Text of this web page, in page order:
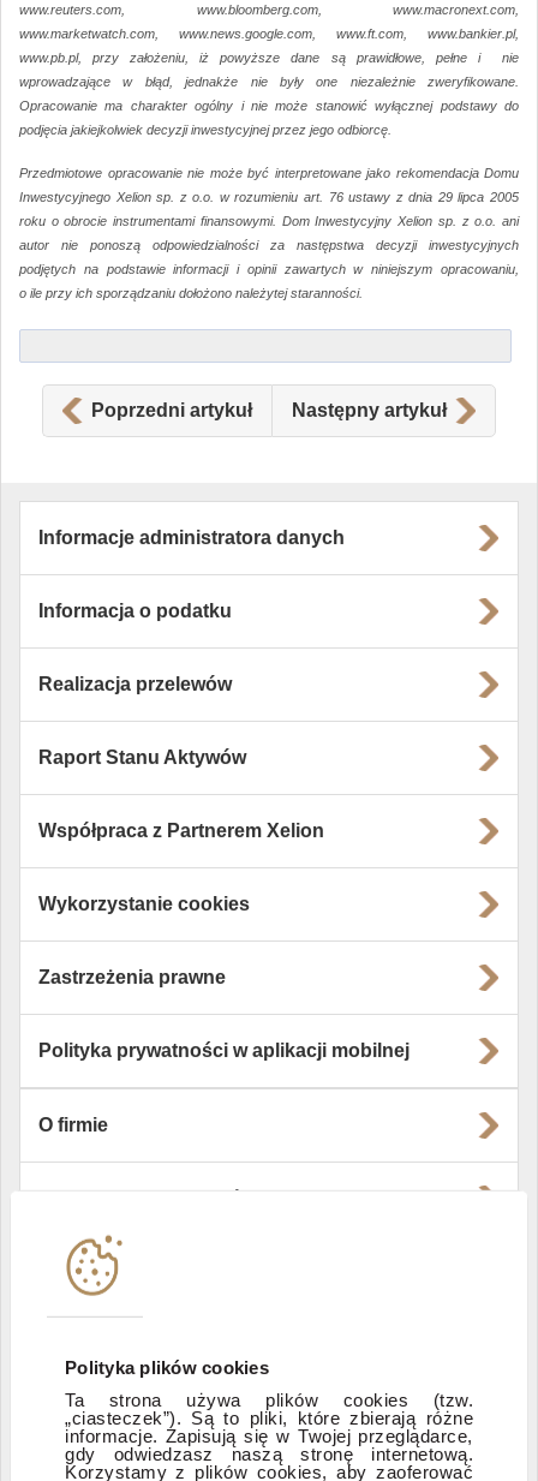
Polityka plików cookies
Ta strona używa plików cookies (tzw.
„ciasteczek”). Są to pliki, które zbierają różne
informacje. Zapisują się w Twojej przeglądarce,
gdy odwiedzasz naszą stronę internetową.
Korzystamy z plików cookies, aby zaoferować
www.reuters.com, www.bloomberg.com, www.macronext.com,
www.marketwatch.com, www.news.google.com, www.ft.com, www.bankier.pl,
www.pb.pl, przy założeniu, iż powyższe dane są prawidłowe, pełne i nie
wprowadzające w błąd, jednakże nie były one niezależnie zweryfikowane.
Opracowanie ma charakter ogólny i nie może stanowić wyłącznej podstawy do
podjęcia jakiejkolwiek decyzji inwestycyjnej przez jego odbiorcę.
Przedmiotowe opracowanie nie może być interpretowane jako rekomendacja Domu
Inwestycyjnego Xelion sp. z o.o. w rozumieniu art. 76 ustawy z dnia 29 lipca 2005
roku o obrocie instrumentami finansowymi. Dom Inwestycyjny Xelion sp. z o.o. ani
autor nie ponoszą odpowiedzialności za następstwa decyzji inwestycyjnych
podjętych na podstawie informacji i opinii zawartych w niniejszym opracowaniu,
o ile przy ich sporządzaniu dołożono należytej staranności.
Poprzedni artykuł Następny artykuł
Informacje administratora danych
Informacja o podatku
Realizacja przelewów
Raport Stanu Aktywów
Współpraca z Partnerem Xelion
Wykorzystanie cookies
Zastrzeżenia prawne
Polityka prywatności w aplikacji mobilnej
O firmie
Instytucje współpracujące
Zastrzeżenia prawne